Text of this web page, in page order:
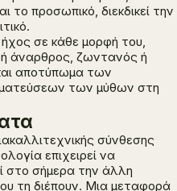
το προσωπικό, διεκδικεί την
σε κάθε μορφή του,
άναρθρος, ζωντανός ή
αποτύπωμα των
των μύθων στη
σύνθεσης
επιχειρεί να
στο σήμερα την άλλη
τη διέπουν. Μια μεταφορά